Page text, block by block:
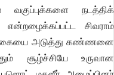
வகுப்புக்களை நடத்திக்
சிவராம்
அடுத்து கண்ணனை
சூழ்ச்சியே உருவான